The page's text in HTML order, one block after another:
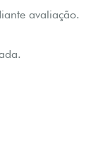
avaliação.